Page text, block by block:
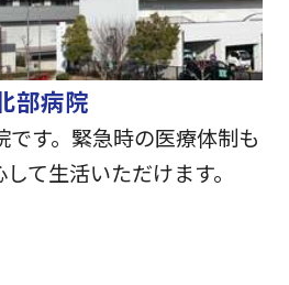
部病院
す。緊急時の医療体制も
て生活いただけます。